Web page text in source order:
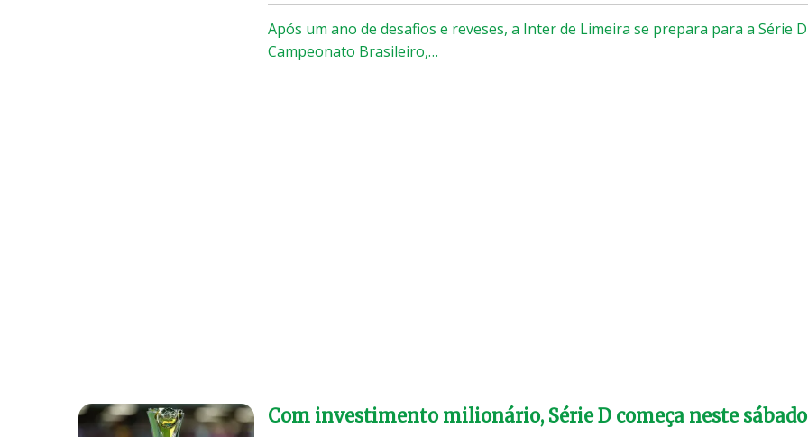
Após um ano de desafios e reveses, a Inter de Limeira se prepara para a Série
Campeonato Brasileiro,…
Com investimento milionário, Série D começa neste sábado